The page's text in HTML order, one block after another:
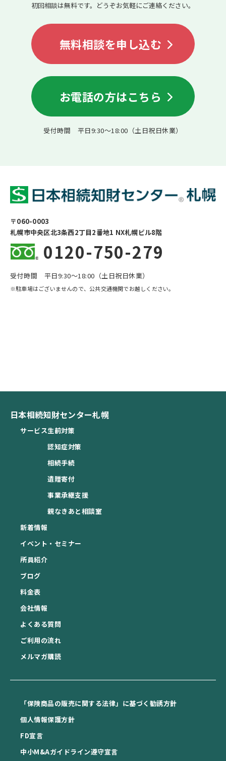
初回相談は無料です。どうぞお気軽にご連絡ください。
無料相談を申し込む
お電話の方はこちら
受付時間 平日9:30〜18:00（土日祝日休業）
〒060-0003
札幌市中央区北3条西2丁目2番地1 NX札幌ビル8階
0120-750-279
受付時間 平日9:30〜18:00（土日祝日休業）
※駐車場はございませんので、公共交通機関でお越しください。
日本相続知財センター札幌
サービス生前対策
認知症対策
相続手続
遺贈寄付
事業承継支援
親なきあと相談室
新着情報
イベント・セミナー
所員紹介
ブログ
料金表
会社情報
よくある質問
ご利用の流れ
メルマガ購読
「保険商品の販売に関する法律」に基づく勧誘方針
個⼈情報保護⽅針
FD宣⾔
中⼩M&Aガイドライン遵守宣⾔